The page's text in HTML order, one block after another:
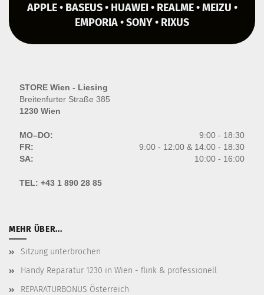
APPLE • BASEUS • HUAWEI • REALME • MEIZU •
EMPORIA • SONY • RIXUS
STORE Wien - Liesing
Breitenfurter Straße 385
1230 Wien
MO–DO:
9:00 - 18:30
FR:
9:00 - 12:00 & 14:00 - 18:30
SA:
10:00 - 16:00
TEL: +43 1 890 28 85
MEHR ÜBER...
Sitzung unterbrochen
Handy Reparatur 1230 in Wien - flink & professionell
REPARATURBONUS Österreich